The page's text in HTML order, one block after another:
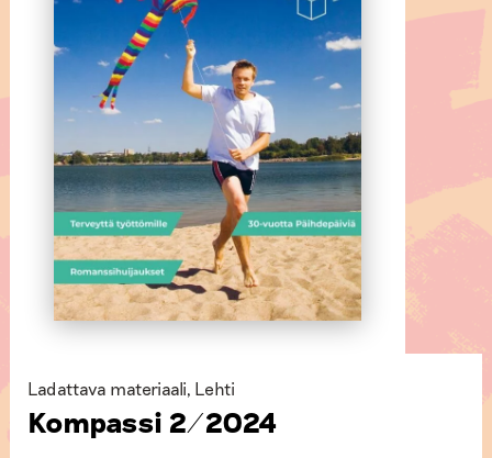
Ladattava materiaali, Lehti
Kompassi 2/2024